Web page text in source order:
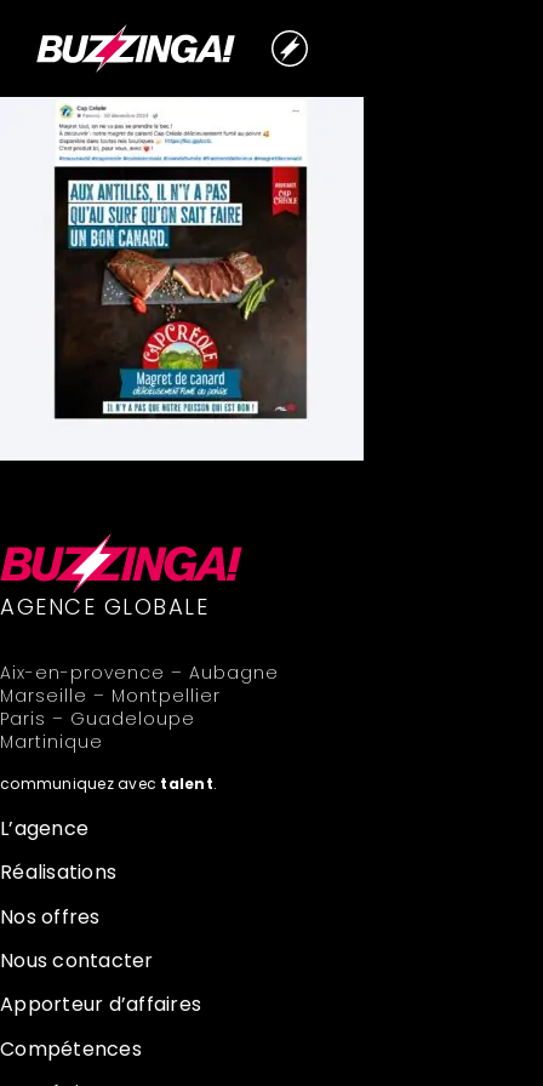
AGENCE GLOBALE
Aix-en-provence – Aubagne
Marseille – Montpellier
Paris – Guadeloupe
Martinique
communiquez avec talent.
L’agence
Réalisations
Nos offres
Nous contacter
Apporteur d’affaires
Compétences